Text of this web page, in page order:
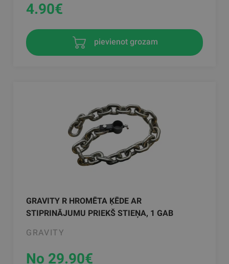
4.90€
pievienot grozam
GRAVITY R HROMĒTA ĶĒDE AR
STIPRINĀJUMU PRIEKŠ STIEŅA, 1 GAB
GRAVITY
No 29.90€